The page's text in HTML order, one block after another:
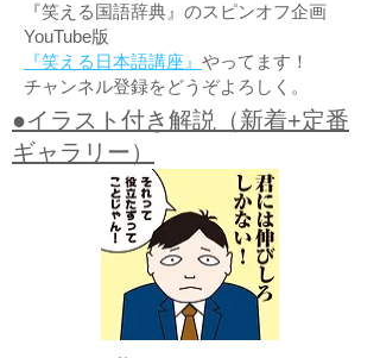
『笑える国語辞典』のスピンオフ企画
YouTube版
『笑える日本語講座』 やってます！
チャンネル登録をどうぞよろしく。
●イラスト付き解説（新着+定番
ギャラリー）